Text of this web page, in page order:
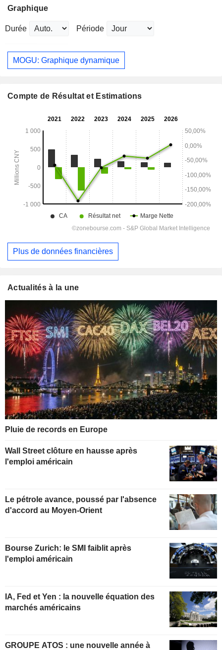
Graphique
Durée Période
MOGU: Graphique dynamique
Compte de Résultat et Estimations
Plus de données financières
Actualités à la une
Pluie de records en Europe
Wall Street clôture en hausse après
l'emploi américain
Le pétrole avance, poussé par l'absence
d'accord au Moyen-Orient
Bourse Zurich: le SMI faiblit après
l'emploi américain
IA, Fed et Yen : la nouvelle équation des
marchés américains
GROUPE ATOS : une nouvelle année à